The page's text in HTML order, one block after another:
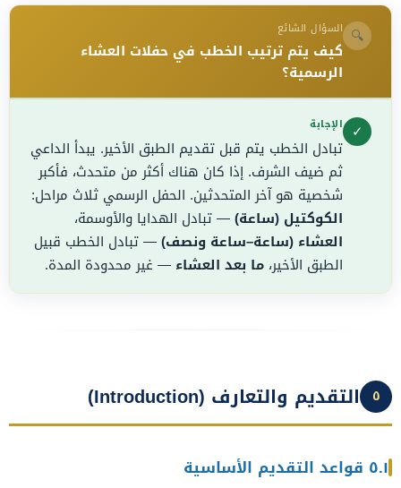
🔍 السؤال الشائع
كيف يتم ترتيب الخطب في حفلات العشاء
الرسمية؟
✓ الإجابة
تبادل الخطب يتم قبل تقديم الطبق الأخير. يبدأ الداعي
ثم ضيف الشرف. إذا كان هناك أكثر من متحدث، فأكبر
شخصية هو آخر المتحدثين. الحفل الرسمي ثلاث مراحل:
الكوكتيل (ساعة)— تبادل الهدايا والأوسمة،
العشاء (ساعة–ساعة ونصف)— تبادل الخطب قبيل
الطبق الأخير، ما بعد العشاء — غير محدودة المدة.
٥ التقديم والتعارف (Introduction)
٥.١ قواعد التقديم الأساسية